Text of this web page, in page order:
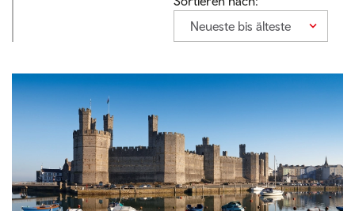
Neueste bis älteste